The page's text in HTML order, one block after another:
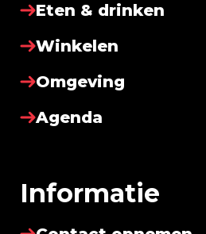
Eten & drinken
Winkelen
Omgeving
Agenda
Informatie